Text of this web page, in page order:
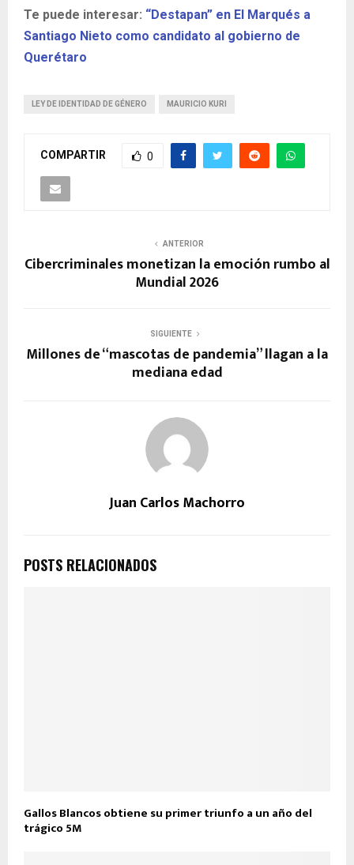
Te puede interesar: “Destapan” en El Marqués a
Santiago Nieto como candidato al gobierno de
Querétaro
LEY DE IDENTIDAD DE GÉNERO MAURICIO KURI
COMPARTIR 0
ANTERIOR
Cibercriminales monetizan la emoción rumbo al
Mundial 2026
SIGUIENTE
Millones de “mascotas de pandemia” llagan a la
mediana edad
Juan Carlos Machorro
POSTS RELACIONADOS
Gallos Blancos obtiene su primer triunfo a un año del
trágico 5M